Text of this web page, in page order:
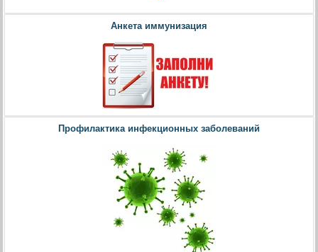
Анкета иммунизация
Профилактика инфекционных заболеваний